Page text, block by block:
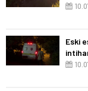
Eski